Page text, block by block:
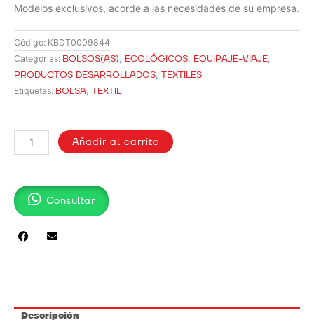
Modelos exclusivos, acorde a las necesidades de su empresa.
Código: KBDT0009844
Categorias: BOLSOS(AS), ECOLÓGICOS, EQUIPAJE-VIAJE,
PRODUCTOS DESARROLLADOS, TEXTILES
Etiquetas: BOLSA, TEXTIL
TOCUYO
Añadir al carrito
Consultar
Descripción